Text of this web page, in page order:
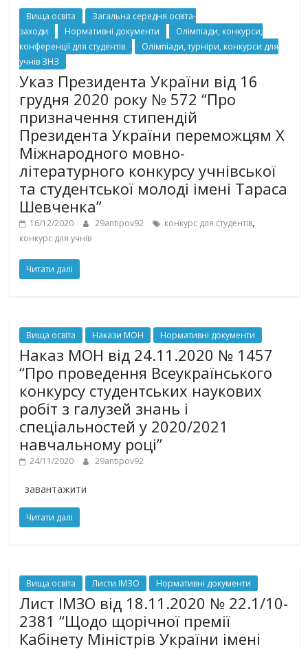
Вища освіта
Загальна середня освіта-
заходи
Нормативні документи
Олімпіади, конкурси,
конференції для студентів
Олімпіади, турніри, конкурси для
учнів ЗНЗ
Указ Президента України від 16
грудня 2020 року № 572 “Про
призначення стипендій
Президента України переможцям Х
Міжнародного мовно-
літературного конкурсу учнівської
та студентської молоді імені Тараса
Шевченка”
16/12/2020 29antipov92 конкурс для студентів,
конкурс для учнів
Читати далі
Вища освіта Накази МОН Нормативні документи
Наказ МОН від 24.11.2020 № 1457
“Про проведення Всеукраїнського
конкурсу студентських наукових
робіт з галузей знань і
спеціальностей у 2020/2021
навчальному році”
24/11/2020 29antipov92
завантажити
Читати далі
Вища освіта Листи ІМЗО Нормативні документи
Лист ІМЗО від 18.11.2020 № 22.1/10-
2381 “Щодо щорічної премії
Кабінету Міністрів України імені